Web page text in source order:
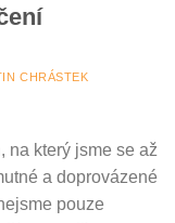
CHRÁSTEK
na který jsme se až
a doprovázené
pouze